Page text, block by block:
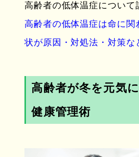
高齢者の低体温症について
高齢者の低体温症は命に関
状が原因・対処法・対策な
高齢者が冬を元気
健康管理術